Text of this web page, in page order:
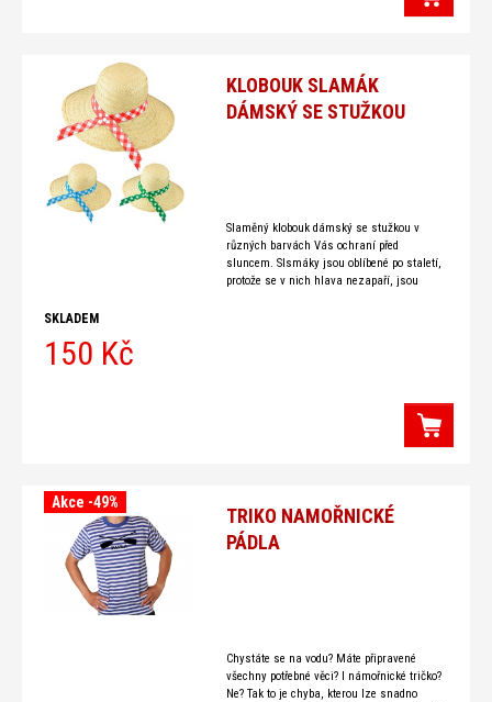
KLOBOUK SLAMÁK
DÁMSKÝ SE STUŽKOU
Slaměný klobouk dámský se stužkou v
různých barvách Vás ochraní před
sluncem. Slsmáky jsou oblíbené po staletí,
protože se v nich hlava nezapaří, jsou
SKLADEM
150 Kč
TRIKO NAMOŘNICKÉ
PÁDLA
Akce -49%
Chystáte se na vodu? Máte připravené
všechny potřebné věci? I námořnické tričko?
Ne? Tak to je chyba, kterou lze snadno